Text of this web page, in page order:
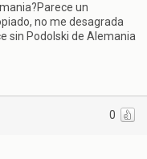
un
no me desagrada
sin Podolski de Alemania
0